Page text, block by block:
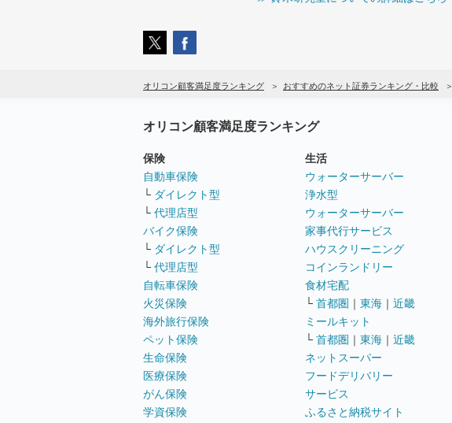
オリコン顧客満足度ランキング おすすめのネット証券ランキング・比較
オリコン顧客満足度ランキング
保険
自動車保険
└ ダイレクト型
└ 代理店型
バイク保険
└ ダイレクト型
└ 代理店型
自転車保険
火災保険
海外旅行保険
ペット保険
生命保険
医療保険
がん保険
学資保険
生活
ウォーターサーバー
浄水型
ウォーターサーバー
家事代行サービス
ハウスクリーニング
コインランドリー
食材宅配
└ 首都圏 ｜ 東海 ｜ 近畿
ミールキット
└ 首都圏 ｜ 東海 ｜ 近畿
ネットスーパー
フードデリバリー
サービス
ふるさと納税サイト